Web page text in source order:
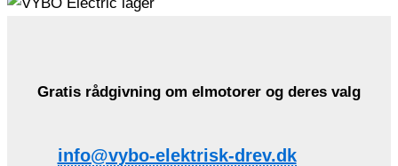
Gratis rådgivning om elmotorer og deres valg
info@vybo-elektrisk-drev.dk